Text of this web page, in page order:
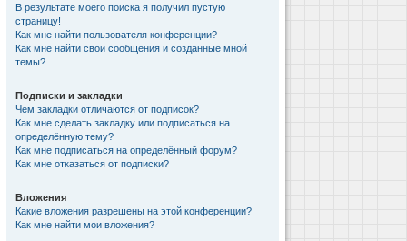
В результате моего поиска я получил пустую
страницу!
Как мне найти пользователя конференции?
Как мне найти свои сообщения и созданные мной
темы?
Подписки и закладки
Чем закладки отличаются от подписок?
Как мне сделать закладку или подписаться на
определённую тему?
Как мне подписаться на определённый форум?
Как мне отказаться от подписки?
Вложения
Какие вложения разрешены на этой конференции?
Как мне найти мои вложения?